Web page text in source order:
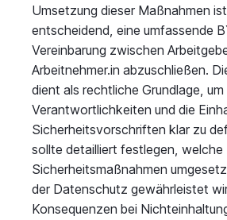
Umsetzung dieser Maßnahmen
entscheidend, eine umfassende
Vereinbarung zwischen
Arbeitnehmer.in abzuschließen.
dient als rechtliche Grundlage, um
Verantwortlichkeiten und die
Sicherheitsvorschriften klar zu
sollte detailliert festlegen, welche
Sicherheitsmaßnahmen
der Datenschutz gewährleistet
Konsequenzen bei